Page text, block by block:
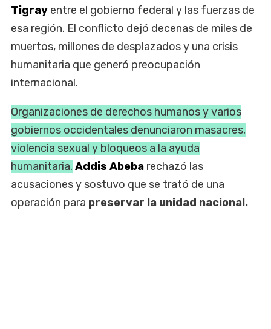
Tigray entre el gobierno federal y las fuerzas de
esa región. El conflicto dejó decenas de miles de
muertos, millones de desplazados y una crisis
humanitaria que generó preocupación
internacional.
Organizaciones de derechos humanos y varios
gobiernos occidentales denunciaron masacres,
violencia sexual y bloqueos a la ayuda
humanitaria. Addis Abeba rechazó las
acusaciones y sostuvo que se trató de una
operación para preservar la unidad nacional.